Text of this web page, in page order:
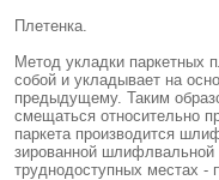
Плетенка.
Метод укладки паркетных
собой и укладывает на
предыдущему. Таким
смещаться относительно
паркета производится
зированной
труднодоступных местах